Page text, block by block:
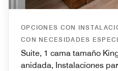
OPCIONES CON
CON NECESIDADES
Suite, 1 cama tamaño
anidada, Instalaciones